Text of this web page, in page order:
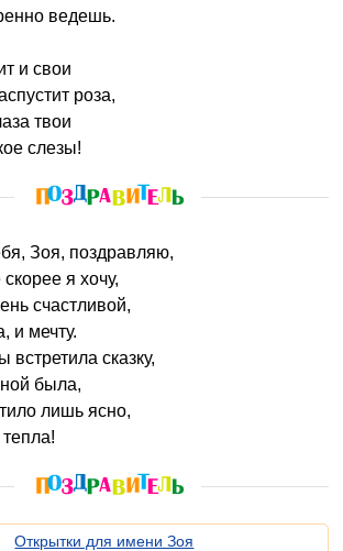
ведешь.
и свои
роза,
твои
слезы!
Зоя, поздравляю,
я хочу,
счастливой,
и мечту.
сказку,
была,
лишь ясно,
Открытки для имени Зоя